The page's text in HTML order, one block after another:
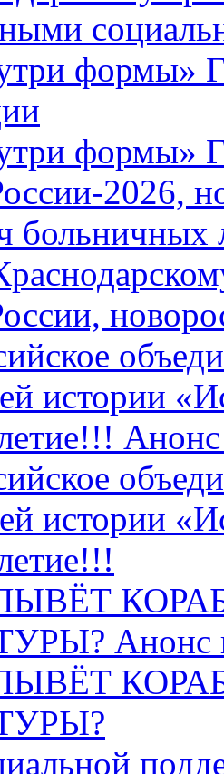
формы»
формы»
2026,
больничных
истории
истории
Анонс